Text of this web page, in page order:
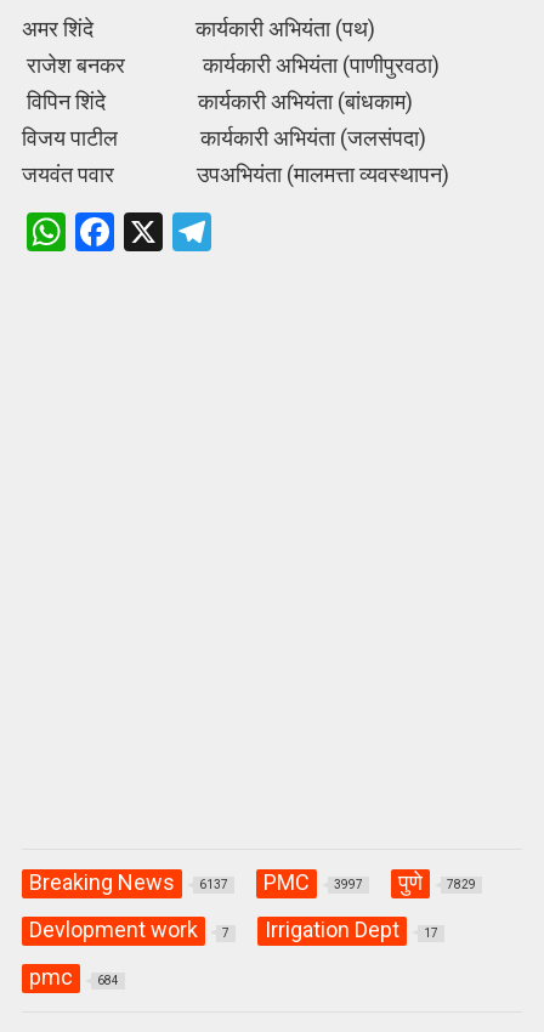
अमर शिंदे कार्यकारी अभियंता (पथ)
राजेश बनकर कार्यकारी अभियंता (पाणीपुरवठा)
विपिन शिंदे कार्यकारी अभियंता (बांधकाम)
विजय पाटील कार्यकारी अभियंता (जलसंपदा)
जयवंत पवार उपअभियंता (मालमत्ता व्यवस्थापन)
W
F
X
Breaking News 6137 PMC 3997 पुणे 7829
Devlopment work 7 Irrigation Dept 17
pmc 684